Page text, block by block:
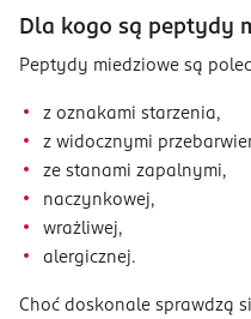
Dla kogo są peptydy
Peptydy miedziowe są
z oznakami starzenia,
z widocznymi
ze stanami zapalnymi,
naczynkowej,
wrażliwej,
alergicznej.
Choć doskonale sprawdzą